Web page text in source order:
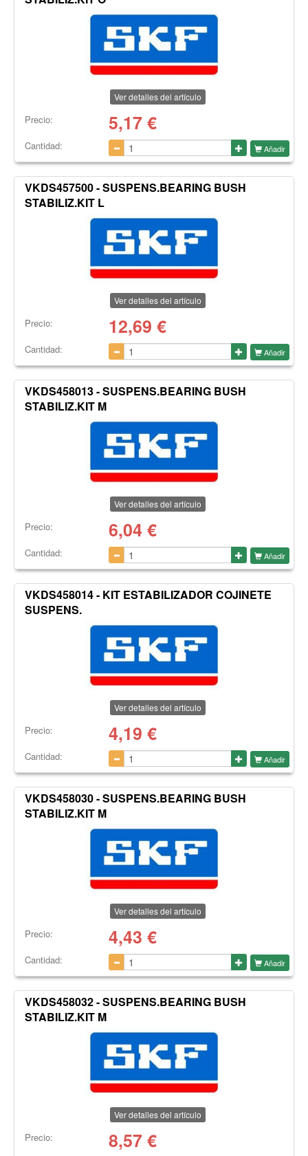
Ver detalles del artículo
Precio: 5,17€
Cantidad: Añadir
VKDS457500 - SUSPENS.BEARING BUSH
STABILIZ.KIT L
Ver detalles del artículo
Precio: 12,69 €
Cantidad: Añadir
VKDS458013 - SUSPENS.BEARING BUSH
STABILIZ.KIT M
Ver detalles del artículo
Precio: 6,04 €
Cantidad: Añadir
VKDS458014 - KIT ESTABILIZADOR COJINETE
SUSPENS.
Ver detalles del artículo
Precio: 4,19 €
Cantidad: Añadir
VKDS458030 - SUSPENS.BEARING BUSH
STABILIZ.KIT M
Ver detalles del artículo
Precio: 4,43 €
Cantidad: Añadir
VKDS458032 - SUSPENS.BEARING BUSH
STABILIZ.KIT M
Ver detalles del artículo
Precio: 8,57€